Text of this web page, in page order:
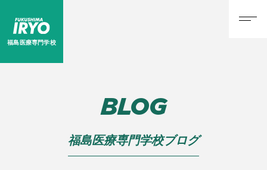
福島医療専門学校
BLOG
福島医療専門学校ブログ